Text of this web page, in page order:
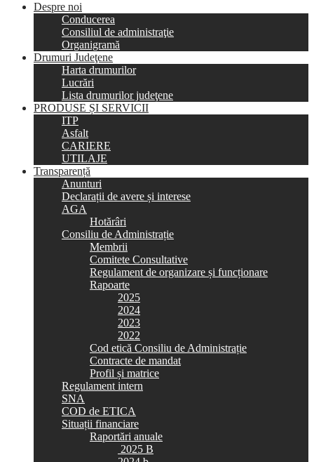
Despre noi
Conducerea
Consiliul de administraţie
Organigramă
Drumuri Judeţene
Harta drumurilor
Lucrări
Lista drumurilor judeţene
PRODUSE ȘI SERVICII
ITP
Asfalt
CARIERE
UTILAJE
Transparență
Anunturi
Declarații de avere și interese
AGA
Hotărâri
Consiliu de Administrație
Membrii
Comitete Consultative
Regulament de organizare și funcționare
Rapoarte
2025
2024
2023
2022
Cod etică Consiliu de Administrație
Contracte de mandat
Profil și matrice
Regulament intern
SNA
COD de ETICA
Situații financiare
Raportări anuale
2025 B